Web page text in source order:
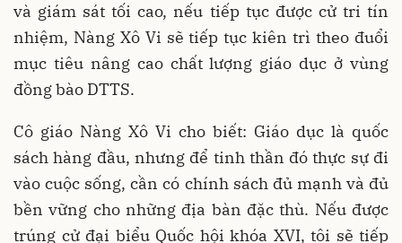
và giám sát tối cao, nếu tiếp tục được cử tri tín
nhiệm, Nàng Xô Vi sẽ tiếp tục kiên trì theo đuổi
mục tiêu nâng cao chất lượng giáo dục ở vùng
đồng bào DTTS.
Cô giáo Nàng Xô Vi cho biết: Giáo dục là quốc
sách hàng đầu, nhưng để tinh thần đó thực sự đi
vào cuộc sống, cần có chính sách đủ mạnh và đủ
bền vững cho những địa bàn đặc thù. Nếu được
trúng cử đại biểu Quốc hội khóa XVI, tôi sẽ tiếp